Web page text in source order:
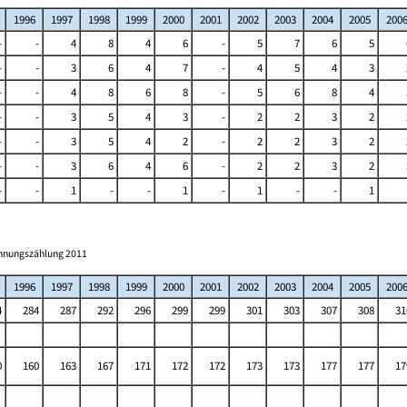
1996 1997 1998 1999 2000 2001 2002 2003 2004 2005
2006
- 4 8 4 6 - 5 7 6 5
- 3 6 4 7 - 4 5 4 3
- 4 8 6 8 - 5 6 8 4
- 3 5 4 3 - 2 2 3 2
- 3 5 4 2 - 2 2 3 2
- 3 6 4 6 - 2 2 3 2
- 1 - - 1 - 1 - - 1
2011
1996 1997 1998 1999 2000 2001 2002 2003 2004 2005
2006
284 287 292 296 299 299 301 303 307 308
160 163 167 171 172 172 173 173 177 177